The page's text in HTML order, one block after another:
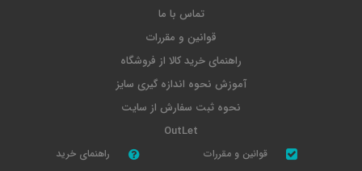
تماس با ما
قوانین و مقررات
راهنمای خرید کالا از فروشگاه
آموزش نحوه اندازه گیری سایز
نحوه ثبت سفارش از سایت
OutLet
قوانین و مقررات راهنمای خرید